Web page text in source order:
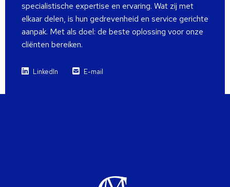
specialistische expertise en ervaring. Wat zij met
elkaar delen, is hun gedrevenheid en service gerichte
aanpak. Met als doel: de beste oplossing voor onze
cliënten bereiken.
LinkedIn E-mail